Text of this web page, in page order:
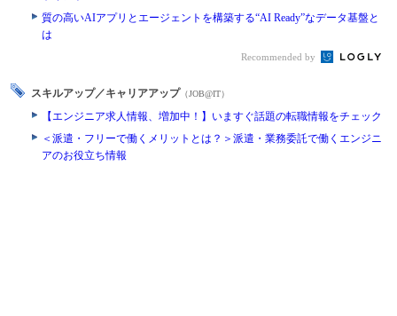
質の高いAIアプリとエージェントを構築する“AI Ready”なデータ基盤と
は
Recommended by
スキルアップ／キャリアアップ （JOB@IT）
【エンジニア求人情報、増加中！】いますぐ話題の転職情報をチェック
＜派遣・フリーで働くメリットとは？＞派遣・業務委託で働くエンジニ
アのお役立ち情報